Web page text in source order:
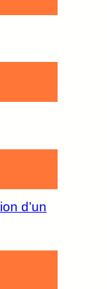
d’un